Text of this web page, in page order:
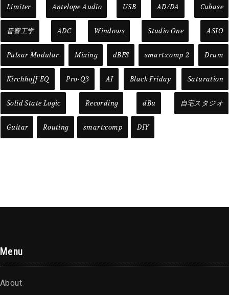
Limiter Antelope Audio USB AD/DA Cubase
音響工学 ADC Windows Studio One ASIO
Pulsar Modular Mixing dBFS smart:comp 2 Drum
Kirchhoff EQ Pro-Q3 AI Black Friday Saturation
Solid State Logic Recording dBu 自宅スタジオ
Guitar Routing smart:comp DIY
Menu
About